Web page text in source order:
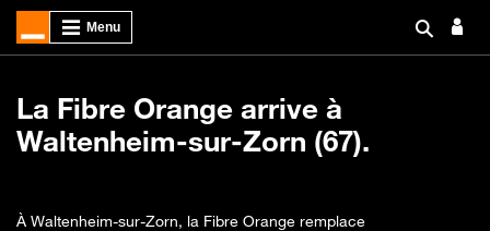
La Fibre Orange arrive à
Waltenheim-sur-Zorn (67).
À Waltenheim-sur-Zorn, la Fibre Orange remplace